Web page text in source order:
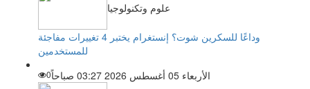
علوم وتكنولوجيا
وداعًا للسكرين شوت؟ إنستغرام يختبر 4 تغييرات مفاجئة
للمستخدمين
الأربعاء 05 أغسطس 2026 03:27 صباحاً
0